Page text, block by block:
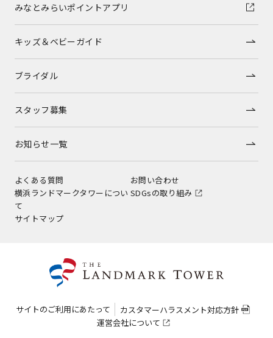
みなとみらいポイントアプリ
キッズ＆ベビーガイド
ブライダル
スタッフ募集
お知らせ一覧
よくある質問
お問い合わせ
横浜ランドマークタワーについ
て
SDGsの取り組み
サイトマップ
サイトのご利用にあたって
カスタマーハラスメント対応方針
運営会社について